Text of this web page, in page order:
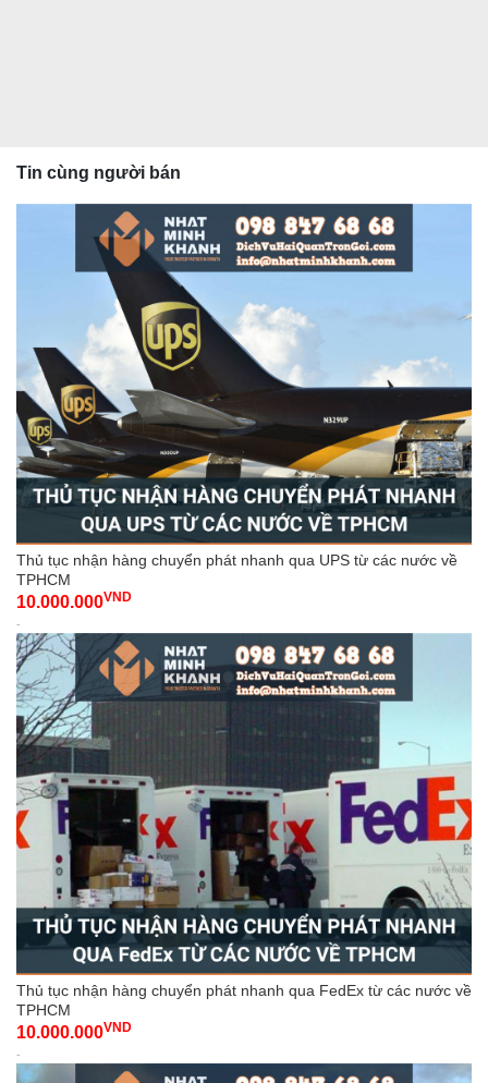
Tin cùng người bán
Thủ tục nhận hàng chuyển phát nhanh qua UPS từ các nước về
TPHCM
10.000.000VND
-
Thủ tục nhận hàng chuyển phát nhanh qua FedEx từ các nước về
TPHCM
10.000.000VND
-